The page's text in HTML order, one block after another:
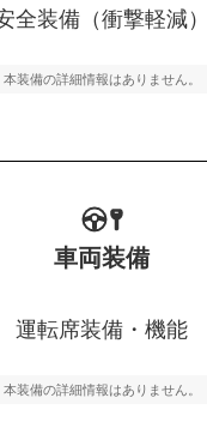
車体が衝撃を受けたときに、運
エアバッグシステム、プリテン
全装備（衝撃軽減）
本装備の詳細情報はありません。
車両装備
運転席装備・機能
本装備の詳細情報はありません。